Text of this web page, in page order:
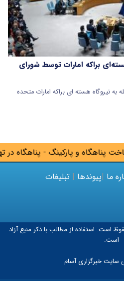
پناهگاه و پارکینگ - پناهگاه در
براکه امارات توسط شورای
نیروگاه هسته ای براکه امارات متحده
ما |پیوندها | تبلیغات
است. استفاده از مطالب با ذکر منبع آزاد
است.
سایت خبرگزاری آسام